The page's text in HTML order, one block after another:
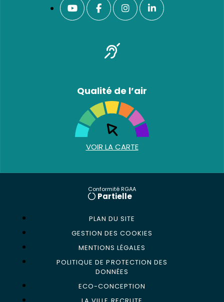
Qualité de l’air
VOIR LA CARTE
Conformité RGAA
Partielle
PLAN DU SITE
GESTION DES COOKIES
MENTIONS LÉGALES
POLITIQUE DE PROTECTION DES
DONNÉES
ECO-CONCEPTION